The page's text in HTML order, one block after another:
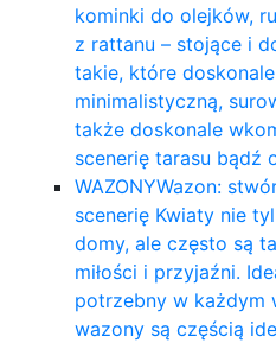
kominki do olejków,
z rattanu – stojące i
takie, które
minimalistyczną,
także doskonale
scenerię tarasu bądź
WAZONYWazon:
scenerię Kwiaty nie
domy, ale często są
miłości i przyjaźni.
potrzebny w każdym
wazony są częścią